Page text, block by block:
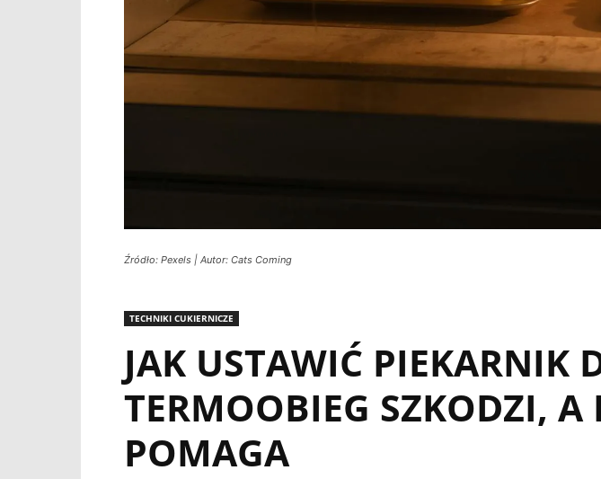
Źródło: Pexels | Autor: Cats Coming
TECHNIKI CUKIERNICZE
JAK USTAWIĆ PIEKARNIK
TERMOOBIEG SZKODZI, A
POMAGA